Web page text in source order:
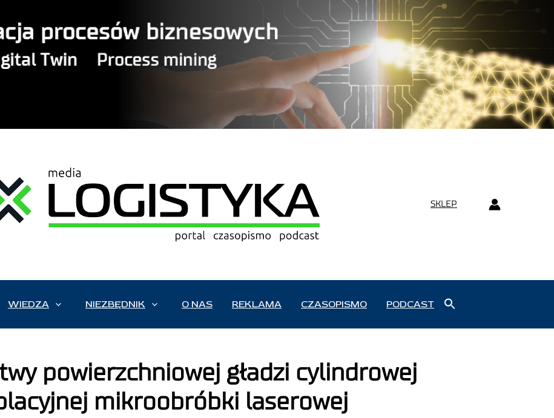
SKLEP
WIEDZA NIEZBĘDNIK O NAS REKLAMA CZASOPISMO PODCAST
powierzchniowej gładzi cylindrowej
mikroobróbki laserowej